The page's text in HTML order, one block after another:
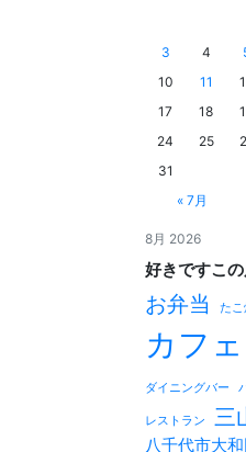
8月 2026
3
4
10
11
17
18
24
25
31
« 7月
好きですこ
お弁当 たこ
カフェ
ダイニングバー
レストラン 三
八千代市大和